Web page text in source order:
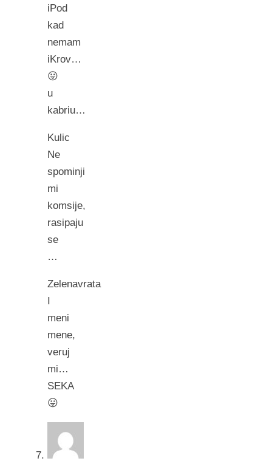
iPod
kad
nemam
iKrov…
😛
u
kabriu…
Kulic
Ne
spominji
mi
komsije,
rasipaju
se
…
Zelenavrata
I
meni
mene,
veruj
mi…
SEKA
😛